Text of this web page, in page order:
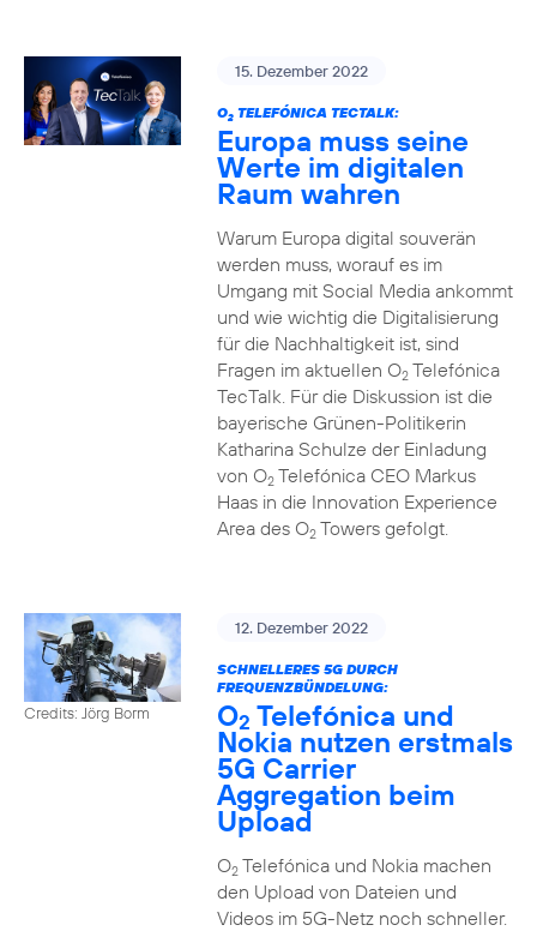
15. Dezember 2022
O2TELEFÓNICA TECTALK:
Europa muss seine
Werte im digitalen
Raum wahren
Warum Europa digital souverän
werden muss, worauf es im
Umgang mit Social Media ankommt
und wie wichtig die Digitalisierung
für die Nachhaltigkeit ist, sind
Fragen im aktuellen O2Telefónica
TecTalk. Für die Diskussion ist die
bayerische Grünen-Politikerin
Katharina Schulze der Einladung
von O2Telefónica CEO Markus
Haas in die Innovation Experience
Area des O2Towers gefolgt.
Credits: Jörg Borm
12. Dezember 2022
SCHNELLERES 5G DURCH
FREQUENZBÜNDELUNG:
O2 Telefónica und
Nokia nutzen erstmals
5G Carrier
Aggregation beim
Upload
O2Telefónica und Nokia machen
den Upload von Dateien und
Videos im 5G-Netz noch schneller.